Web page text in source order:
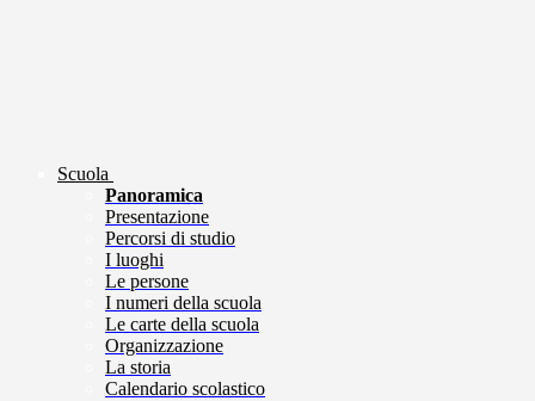
Scuola
Panoramica
Presentazione
Percorsi di studio
I luoghi
Le persone
I numeri della scuola
Le carte della scuola
Organizzazione
La storia
Calendario scolastico